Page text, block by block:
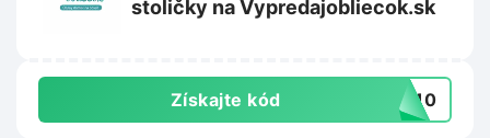
stoličky na Vypredajobliecok.sk
Získajte kód IA10